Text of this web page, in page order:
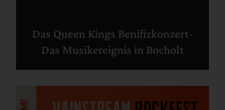
Das Queen Kings Benifizkonzert-
Das Musikereignis in Bocholt